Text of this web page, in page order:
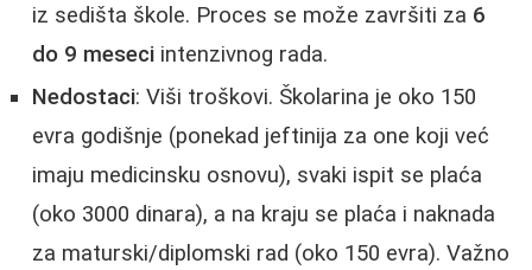
iz sedišta škole. Proces se može završiti za 6
do 9 meseci intenzivnog rada.
Nedostaci: Viši troškovi. Školarina je oko 150
evra godišnje (ponekad jeftinija za one koji već
imaju medicinsku osnovu), svaki ispit se plaća
(oko 3000 dinara), a na kraju se plaća i naknada
za maturski/diplomski rad (oko 150 evra). Važno